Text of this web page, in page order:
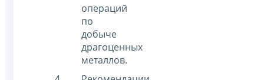
операций
по
добыче
драгоценных
металлов.